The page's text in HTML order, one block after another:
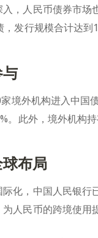
，人民币债券市
发行规模合计达
境外机构进入中国
。此外，境外机构
布局
化，中国人民银
人民币的跨境使用